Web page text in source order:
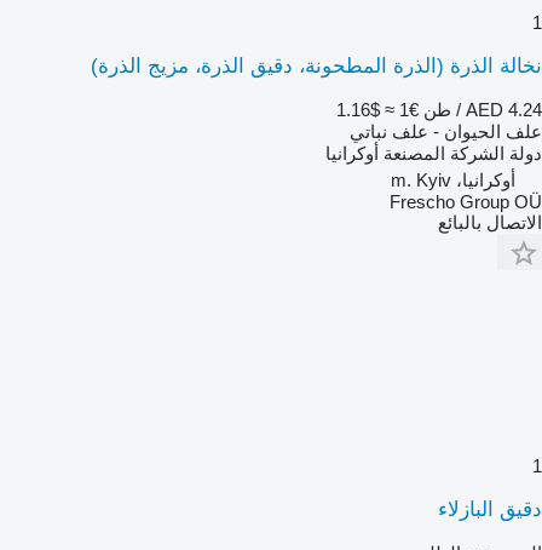
1
نخالة الذرة (الذرة المطحونة، دقيق الذرة، مزيج الذرة)
AED 4.24 / طن €1
≈ $1.16
علف الحيوان - علف نباتي
دولة الشركة المصنعة أوكرانيا
أوكرانيا، m. Kyiv
Frescho Group OÜ
الاتصال بالبائع
1
دقيق البازلاء